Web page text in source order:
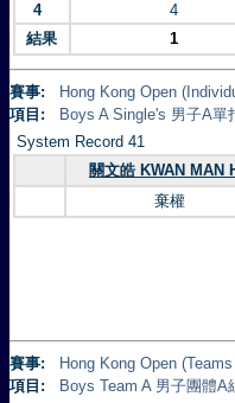
4
4
結果
1
賽事:
Hong Kong Open
項目:
Boys A Single's 男子A單
System Record 41
關文皓 KWAN MAN
棄權
賽事:
Hong Kong Open
項目:
Boys Team A 男子團體A